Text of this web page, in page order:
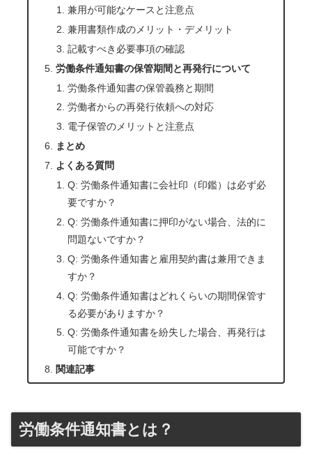
兼用が可能なケースと注意点
兼用書類作成のメリット・デメリット
記載すべき必要事項の確認
労働条件通知書の保管期間と再発行について
労働条件通知書の保管義務と期間
労働者からの再発行依頼への対応
電子保管のメリットと注意点
まとめ
よくある質問
Q: 労働条件通知書に会社印（印鑑）は必ず必
要ですか？
Q: 労働条件通知書に押印がない場合、法的に
問題ないですか？
Q: 労働条件通知書と雇用契約書は兼用できま
すか？
Q: 労働条件通知書はどれくらいの期間保管す
る必要がありますか？
Q: 労働条件通知書を紛失した場合、再発行は
可能ですか？
関連記事
労働条件通知書とは？